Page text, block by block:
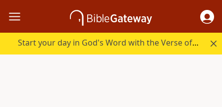
Start your day in God's Word with the Verse of the Day.